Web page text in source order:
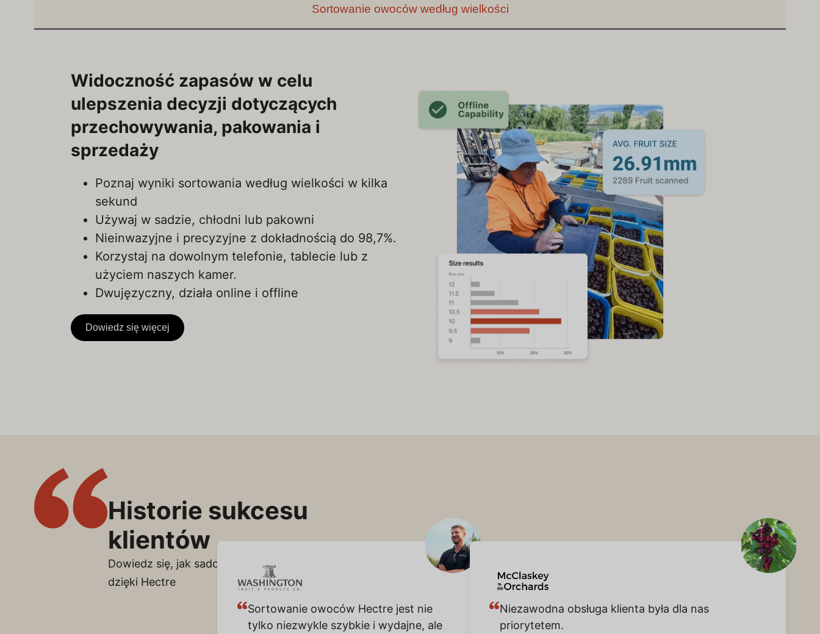
Sortowanie owoców według wielkości
Widoczność zapasów w celu
ulepszenia decyzji dotyczących
przechowywania, pakowania i
sprzedaży
Poznaj wyniki sortowania według wielkości w kilka
sekund
Używaj w sadzie, chłodni lub pakowni
Nieinwazyjne i precyzyjne z dokładnością do 98,7%.
Korzystaj na dowolnym telefonie, tablecie lub z
użyciem naszych kamer.
Dwujęzyczny, działa online i offline
Dowiedz się więcej
Historie sukcesu
klientów
Dowiedz się, jak sadownicy i produkcje zyskują przewagę
dzięki Hectre
Sortowanie owoców Hectre jest nie
tylko niezwykle szybkie i wydajne, ale
Niezawodna obsługa klienta była dla nas
priorytetem.